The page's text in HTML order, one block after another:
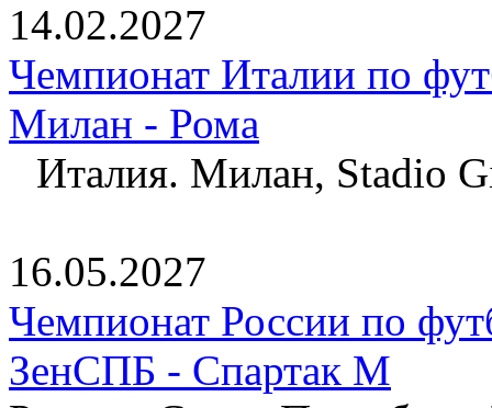
14.02.2027
Чемпионат Италии по
Милан - Рома
Италия. Милан, Stadio
16.05.2027
Чемпионат России по
ЗенСПБ - Спартак М